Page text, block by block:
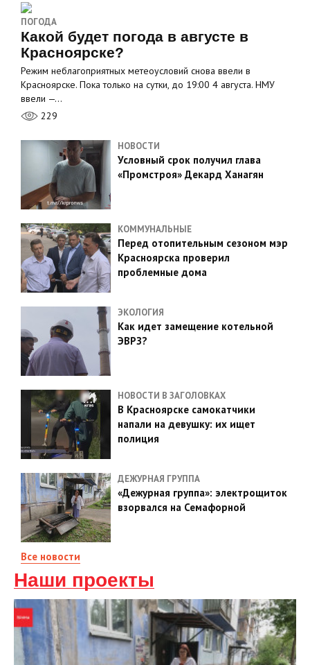
ПОГОДА
Какой будет погода в августе в
Красноярске?
Режим неблагоприятных метеоусловий снова ввели в
Красноярске. Пока только на сутки, до 19:00 4 августа. НМУ
ввели —…
229
НОВОСТИ
Условный срок получил глава
«Промстроя» Декард Ханагян
КОММУНАЛЬНЫЕ
Перед отопительным сезоном мэр
Красноярска проверил
проблемные дома
ЭКОЛОГИЯ
Как идет замещение котельной
ЭВРЗ?
НОВОСТИ В ЗАГОЛОВКАХ
В Красноярске самокатчики
напали на девушку: их ищет
полиция
ДЕЖУРНАЯ ГРУППА
«Дежурная группа»: электрощиток
взорвался на Семафорной
Все новости
Наши проекты